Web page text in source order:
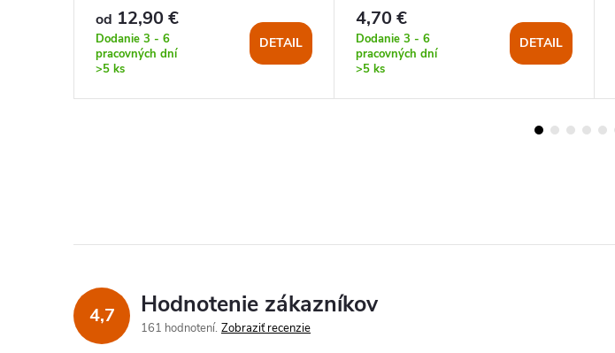
od 12,90 €
Dodanie 3 - 6
pracovných dní
>5 ks
DETAIL
4,70 €
Dodanie 3 - 6
pracovných dní
>5 ks
DETAIL
4,7 Hodnotenie zákazníkov
161 hodnotení Zobraziť recenzie